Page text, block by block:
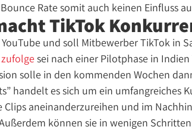
Rate somit auch keinen Einfluss
TikTok
und soll Mitbewerber TikTok in
sei nach einer Pilotphase in Indien
solle in den kommenden Wochen
handelt es sich um ein umfangreiches
aneinanderzureihen und im
können sie in wenigen